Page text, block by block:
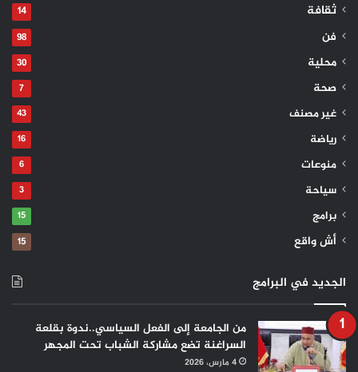
ثقافة 14
فن 98
محلية 30
صحة 7
غير مصنف 43
رياضة 16
منوعات 6
سياحة 3
برامج 15
أش واقع 15
الجديد في البرامج
من الجامعة إلى الفعل السياسي..ندوة بقلعة
السراغنة تضع مشاركة الشباب تحت المجهر
4 مارس، 2026